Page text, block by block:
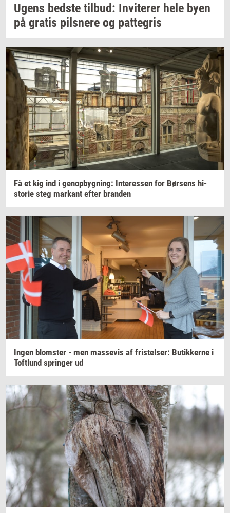
Ugens bed­ste til­bud: In­vi­te­rer hele byen
på gra­tis pils­ne­re og pat­te­gris
Få et kig ind i genop­byg­ning: In­ter­es­sen for Bør­sens hi­
sto­rie steg mar­kant efter bran­den
Ingen blom­ster - men mas­se­vis af fri­stel­ser: Bu­tik­ker­ne i
Toft­lund sprin­ger ud